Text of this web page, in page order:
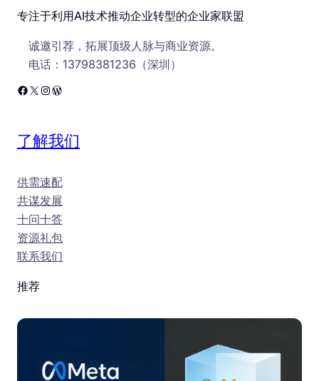
专注于利用AI技术推动企业转型的企业家联盟
诚邀引荐，拓展顶级人脉与商业资源。
电话：13798381236（深圳）
Facebook X Instagram WordPress
了解我们
供需速配
共谋发展
十问十答
资源礼包
联系我们
推荐